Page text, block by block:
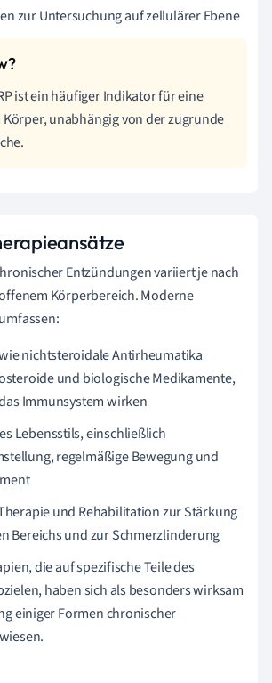
zur Untersuchung auf zellulärer Ebene
ist ein häufiger Indikator für eine
unabhängig von der zugrunde
Entzündungen variiert je nach
Körperbereich. Moderne
nichtsteroidale Antirheumatika
und biologische Medikamente,
Immunsystem wirken
Lebensstils, einschließlich
regelmäßige Bewegung und
und Rehabilitation zur Stärkung
Bereichs und zur Schmerzlinderung
die auf spezifische Teile des
haben sich als besonders wirksam
einiger Formen chronischer